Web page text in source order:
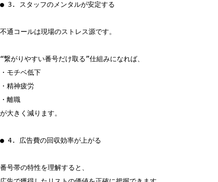
● 3. スタッフのメンタルが安定する
不通コールは現場のストレス源です。
“繋がりやすい番号だけ取る”仕組みになれば、
・モチベ低下
・精神疲労
・離職
が大きく減ります。
● 4. 広告費の回収効率が上がる
番号帯の特性を理解すると、